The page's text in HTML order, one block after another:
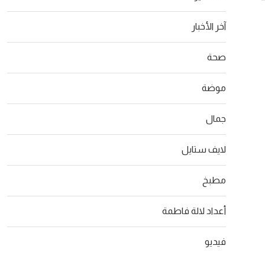
آخر الأخبار
صحة
موضة
جمال
لايف ستايل
مطبخ
أعداد لالة فاطمة
فيديو